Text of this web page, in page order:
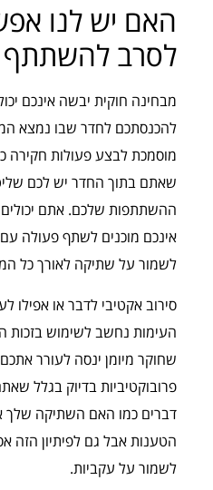
האם יש לנו
לסרב להשתתף
מבחינה חוקית יבשה אינכם
להכנסתכם לחדר שבו נמצא
מוסמכת לבצע פעולות חקירה
שאתם בתוך החדר יש לכם
ההשתתפות שלכם. אתם יכולים
אינכם מוכנים לשתף פעולה
לשמור על שתיקה לאורך כל
סירוב אקטיבי לדבר או אפילו
העימות נחשב לשימוש
שחוקר מיומן ינסה לעורר
פרובוקטיביות בדיוק בגלל
דברים כמו האם השתיקה
הטענות אבל גם לפיתיון הזה
לשמור על עקביות.